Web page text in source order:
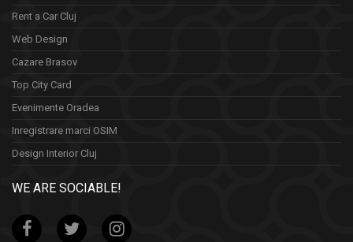
Rent a Car Cluj
Web Design
Cazare Brasov
Top City Card
Evenimente Oradea
Inregistrare marci OSIM
Design Interior Cluj
WE ARE SOCIABLE!